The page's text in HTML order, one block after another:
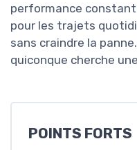
performance
pour les trajets
sans craindre la
quiconque cherche
POINTS FORTS